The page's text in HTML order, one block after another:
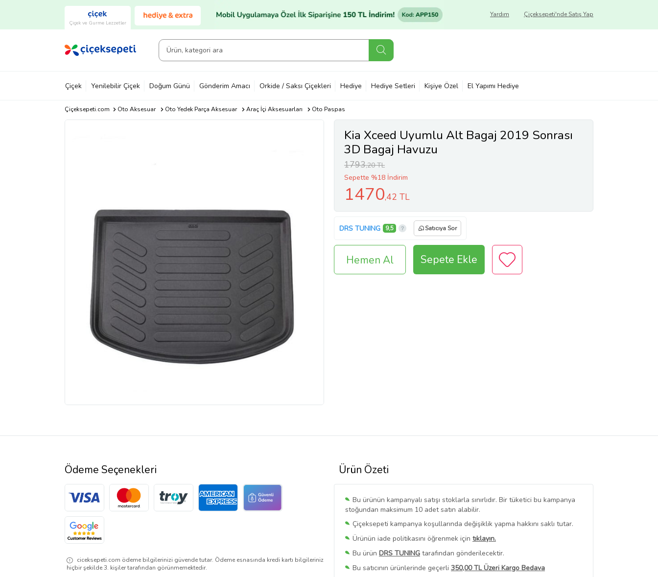
Çiçek ve Gurme Lezzetler
Çiçeksepeti'nde Satış Yap
Yardım
Çiçek Yenilebilir Çiçek Doğum Günü Gönderim Amacı Orkide / Saksı Çiçekleri Hediye Hediye Setleri Kişiye Özel El Yapımı Hediye
Çiçeksepeti.com Oto Aksesuar Oto Yedek Parça Aksesuar Araç İçi Aksesuarları Oto Paspas
Kia Xceed Uyumlu Alt Bagaj 2019 Sonrası
3D Bagaj Havuzu
1793,20 TL
Sepette %18 İndirim
1470,42 TL
DRS TUNING 9,5 Satıcıya Sor
Hemen Al Sepete Ekle
Ürün Özeti
Bu ürünün kampanyalı satışı stoklarla sınırlıdır. Bir tüketici bu kampanya
stoğundan maksimum 10 adet satın alabilir.
Çiçeksepeti kampanya koşullarında değişiklik yapma hakkını saklı tutar.
Ürünün iade politikasını öğrenmek için tıklayın.
Bu ürün DRS TUNING tarafından gönderilecektir.
Bu satıcının ürünlerinde geçerli 350,00 TL Üzeri Kargo Bedava
Ödeme Seçenekleri
ciceksepeti.com ödeme bilgilerinizi güvende tutar. Ödeme esnasında kredi kartı bilgileriniz
hiçbir şekilde 3. kişiler tarafından görünmemektedir.